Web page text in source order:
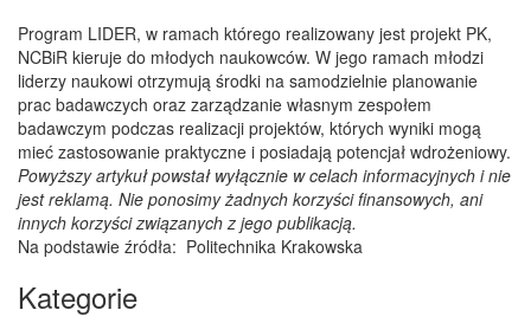
Program LIDER, w ramach którego realizowany jest projekt PK,
NCBiR kieruje do młodych naukowców. W jego ramach młodzi
liderzy naukowi otrzymują środki na samodzielnie planowanie
prac badawczych oraz zarządzanie własnym zespołem
badawczym podczas realizacji projektów, których wyniki mogą
mieć zastosowanie praktyczne i posiadają potencjał wdrożeniowy.
Powyższy artykuł powstał wyłącznie w celach informacyjnych i nie
jest reklamą. Nie ponosimy żadnych korzyści finansowych, ani
innych korzyści związanych z jego publikacją.
Na podstawie źródła: Politechnika Krakowska
Kategorie